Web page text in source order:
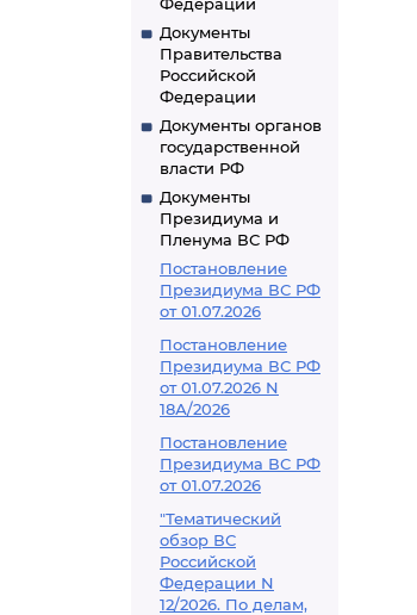
Документы
Правительства
Российской
Федерации
Документы органов
государственной
власти РФ
Документы
Президиума и
Пленума ВС РФ
Постановление
Президиума ВС РФ
от 01.07.2026
Постановление
Президиума ВС РФ
от 01.07.2026 N
18А/2026
Постановление
Президиума ВС РФ
от 01.07.2026
"Тематический
обзор ВС
Российской
Федерации N
12/2026. По делам,